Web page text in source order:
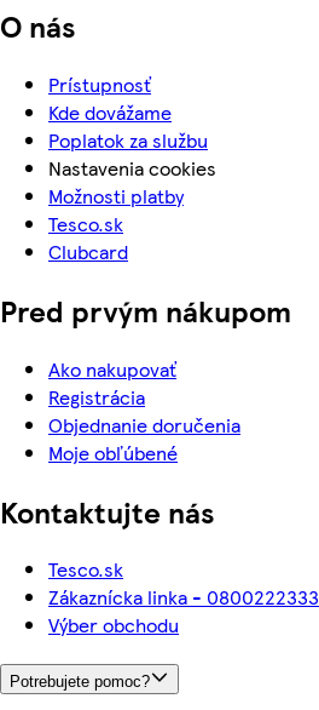
O nás
Prístupnosť
Kde dovážame
Poplatok za službu
Nastavenia cookies
Možnosti platby
Tesco.sk
Clubcard
Pred prvým nákupom
Ako nakupovať
Registrácia
Objednanie doručenia
Moje obľúbené
Kontaktujte nás
Tesco.sk
Zákaznícka linka - 0800222333
Výber obchodu
Potrebujete pomoc?